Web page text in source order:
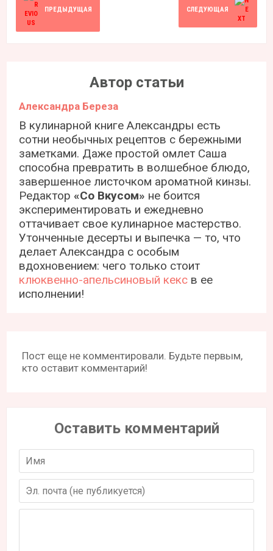
ПРЕДЫДУЩАЯ СЛЕДУЮЩАЯ
Автор статьи
Александра Береза
В кулинарной книге Александры есть
сотни необычных рецептов с бережными
заметками. Даже простой омлет Саша
способна превратить в волшебное блюдо,
завершенное листочком ароматной кинзы.
Редактор«Со Вкусом» не боится
экспериментировать и ежедневно
оттачивает свое кулинарное мастерство.
Утонченные десерты и выпечка — то, что
делает Александра с особым
вдохновением: чего только стоит
клюквенно-апельсиновый кекс в ее
исполнении!
Пост еще не комментировали. Будьте первым,
кто оставит комментарий!
Оставить комментарий